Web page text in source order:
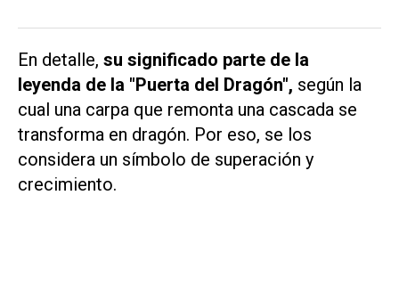
En detalle, su significado parte de la
leyenda de la "Puerta del Dragón", según la
cual una carpa que remonta una cascada se
transforma en dragón. Por eso, se los
considera un símbolo de superación y
crecimiento.